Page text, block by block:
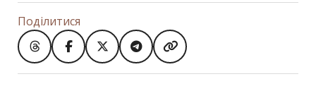
Поділитися